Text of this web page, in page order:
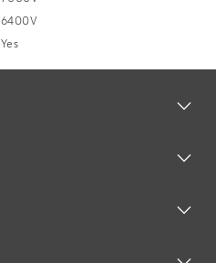
6400V
Yes